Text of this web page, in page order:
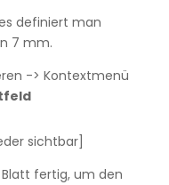
definiert man
7 mm.
-> Kontextmenü
sichtbar]
fertig, um den